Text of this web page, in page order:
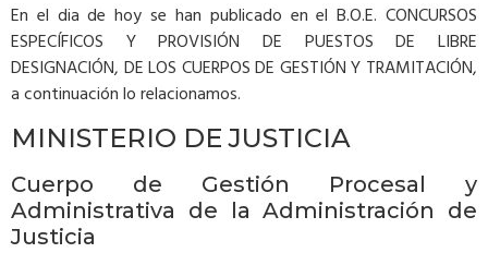
En el dia de hoy se han publicado en el B.O.E. CONCURSOS
ESPECÍFICOS Y PROVISIÓN DE PUESTOS DE LIBRE
DESIGNACIÓN, DE LOS CUERPOS DE GESTIÓN Y TRAMITACIÓN,
a continuación lo relacionamos.
MINISTERIO DE JUSTICIA
Cuerpo de Gestión Procesal y
Administrativa de la Administración de
Justicia